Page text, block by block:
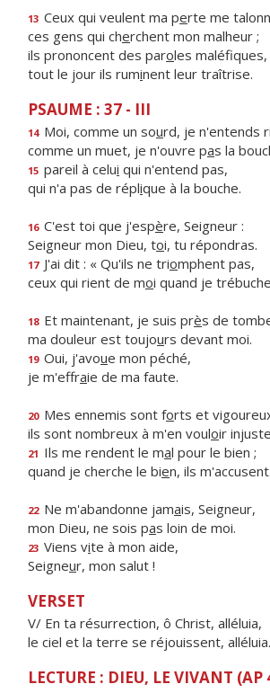
13 Ceux qui veulent ma perte me
ces gens qui cherchent mon malheur ;
ils prononcent des paroles maléfiques,
tout le jour ils ruminent leur traîtrise.
PSAUME : 37 - III
14 Moi, comme un sourd, je n'entends
comme un muet, je n'ouvre pas la
15 pareil à celui qui n'entend pas,
qui n'a pas de réplique à la bouche.
16 C'est toi que j'espère, Seigneur :
Seigneur mon Dieu, toi, tu répondras.
17 J'ai dit : « Qu'ils ne triomphent pas,
ceux qui rient de moi quand je
18 Et maintenant, je suis près de
ma douleur est toujours devant moi.
19 Oui, j'avoue mon péché,
je m'effraie de ma faute.
20 Mes ennemis sont forts et
ils sont nombreux à m'en vouloir
21 Ils me rendent le mal pour le bien ;
quand je cherche le bien, ils m'accusent.
22 Ne m'abandonne jamais, Seigneur,
mon Dieu, ne sois pas loin de moi.
23 Viens vite à mon aide,
Seigneur, mon salut !
VERSET
V/ En ta résurrection, ô Christ, alléluia,
le ciel et la terre se réjouissent, alléluia.
LECTURE : DIEU, LE VIVANT (AP